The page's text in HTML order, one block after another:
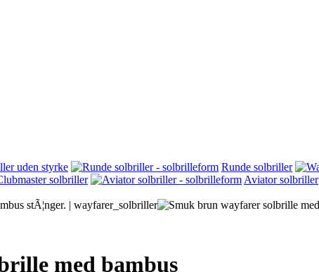
uden styrke
Runde solbriller
solbriller
Aviator solbriller
med bambus